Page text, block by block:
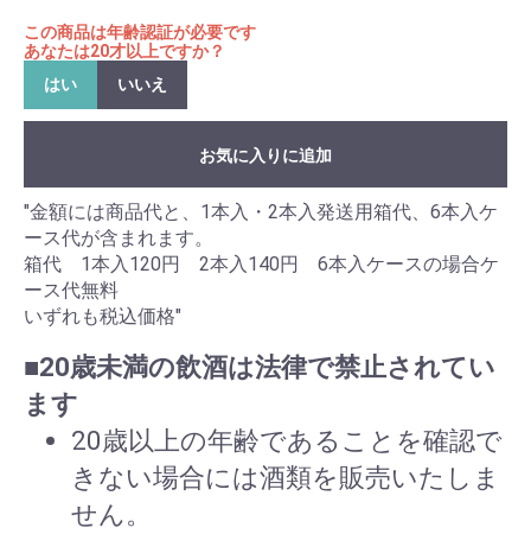
この商品は年齢認証が必要です
あなたは20才以上ですか？
はい
いいえ
お気に入りに追加
"金額には商品代と、1本入・2本入発送用箱代、6本入ケ
ース代が含まれます。
箱代 1本入120円 2本入140円 6本入ケースの場合ケ
ース代無料
いずれも税込価格"
■20歳未満の飲酒は法律で禁止されてい
ます
20歳以上の年齢であることを確認で
きない場合には酒類を販売いたしま
せん。